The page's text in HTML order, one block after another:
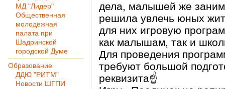
МД "Лидер"
Общественная
молодежная
палата при
Шадринской
городской Думе
Образование
ДДЮ "РИТМ"
Новости ШГПИ
дела, малышей же
решила увлечь юных
для них игровую
как малышам, так и
Для проведения
требуют большой
реквизита☝